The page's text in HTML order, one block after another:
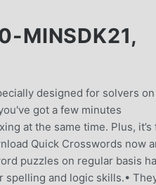
MINSDK21,
designed for solvers
got a few minutes
at the same time. Plus, it’s
Quick Crosswords now
puzzles on regular basis
spelling and logic skills.•